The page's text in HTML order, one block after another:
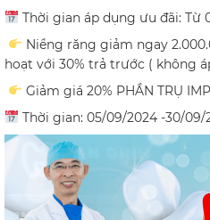
Thời gian áp dụng ưu đãi: Từ
Niềng răng giảm ngay
hoạt với 30% trả trước ( không
Giảm giá 20% PHẦN TRỤ
Thời gian: 05/09/2024 -30/09/